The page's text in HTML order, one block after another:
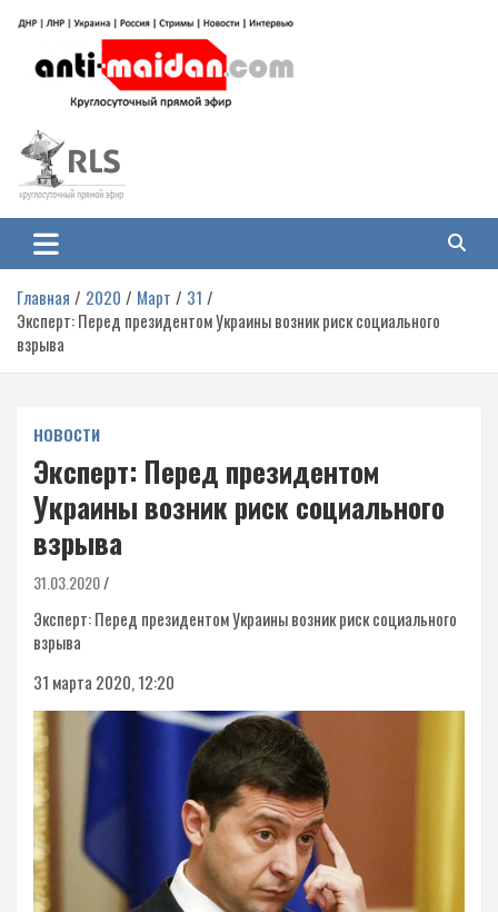
содержимому
Антимайдан: Гражданская война
на Украине
гражданской войне на Украине, включая события в Новороссии, ДНР,
ЛНР и других регионах.
Главная 2020 Март
31
Эксперт: Перед президентом Украины возник риск социального
взрыва
НОВОСТИ
Эксперт: Перед президентом
Украины возник риск социального
взрыва
31.03.2020
Эксперт: Перед президентом Украины возник риск социального
взрыва
31 марта 2020, 12:20